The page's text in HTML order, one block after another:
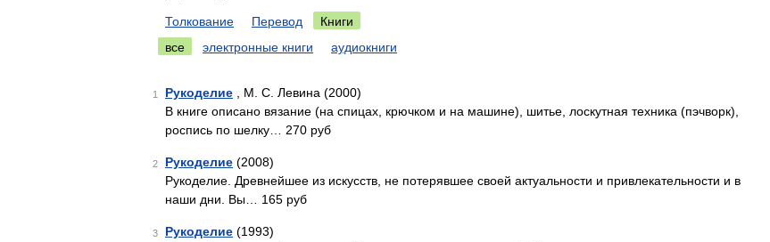
Толкование Перевод
Книги
все
электронные книги аудиокниги
1 Рукоделие , М. С. Левина (2000)
В книге описано вязание (на спицах, крючком и на машине), шитье, лоскутная техника (пэчворк),
роспись по шелку… 270 руб
2 Рукоделие (2008)
Рукоделие. Древнейшее из искусств, не потерявшее своей актуальности и привлекательности и в
наши дни. Вы… 165 руб
3 Рукоделие (1993)